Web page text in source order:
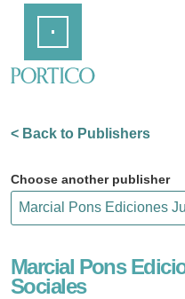
Content
< Back to Publishers
Choose another publisher
Marcial Pons
Sociales